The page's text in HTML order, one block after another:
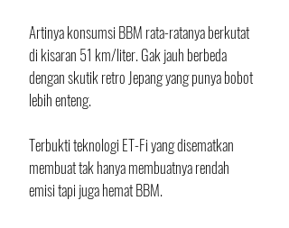
Artinya konsumsi BBM rata-ratanya berkutat
di kisaran 51 km/liter. Gak jauh berbeda
dengan skutik retro Jepang yang punya bobot
lebih enteng.
Terbukti teknologi ET-Fi yang disematkan
membuat tak hanya membuatnya rendah
emisi tapi juga hemat BBM.